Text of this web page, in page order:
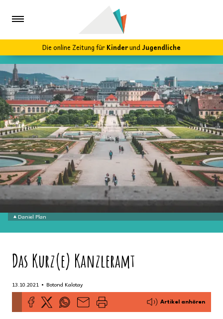
Die online Zeitung fürKinderundJugendliche
Daniel Plan
Das Kurz(e) Kanzleramt
13.10.2021 • Botond Kalotay
Artikel anhören